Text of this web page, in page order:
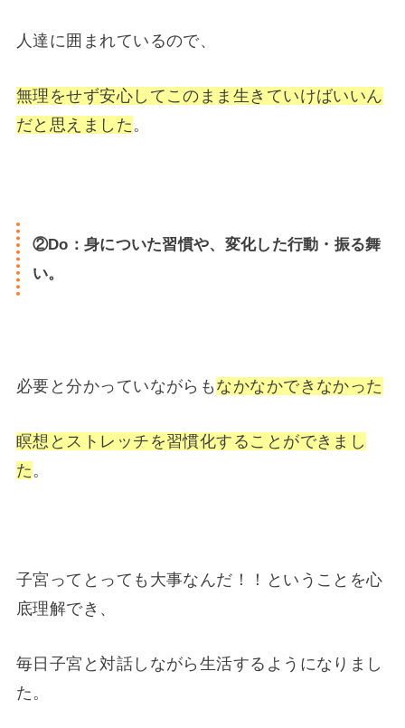
人達に囲まれているので、
無理をせず安心してこのまま生きていけばいいん
だと思えました 。
②Do：身についた習慣や、変化した行動・振る舞
い。
必要と分かっていながらも なかなかできなかった
瞑想とストレッチを習慣化することができまし
た 。
子宮ってとっても大事なんだ！！ということを心
底理解でき、
毎日子宮と対話しながら生活するようになりまし
た。